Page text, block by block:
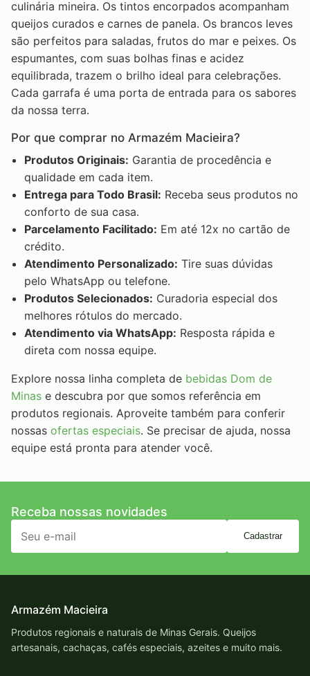
culinária mineira. Os tintos encorpados acompanham
queijos curados e carnes de panela. Os brancos leves
são perfeitos para saladas, frutos do mar e peixes. Os
espumantes, com suas bolhas finas e acidez
equilibrada, trazem o brilho ideal para celebrações.
Cada garrafa é uma porta de entrada para os sabores
da nossa terra.
Por que comprar no Armazém Macieira?
Produtos Originais: Garantia de procedência e
qualidade em cada item.
Entrega para Todo Brasil: Receba seus produtos no
conforto de sua casa.
Parcelamento Facilitado: Em até 12x no cartão de
crédito.
Atendimento Personalizado: Tire suas dúvidas
pelo WhatsApp ou telefone.
Produtos Selecionados: Curadoria especial dos
melhores rótulos do mercado.
Atendimento via WhatsApp: Resposta rápida e
direta com nossa equipe.
Explore nossa linha completa de bebidas Dom de
Minas e descubra por que somos referência em
produtos regionais. Aproveite também para conferir
nossas ofertas especiais. Se precisar de ajuda, nossa
equipe está pronta para atender você.
Receba nossas novidades
Cadastrar
Armazém Macieira
Produtos regionais e naturais de Minas Gerais. Queijos
artesanais, cachaças, cafés especiais, azeites e muito mais.